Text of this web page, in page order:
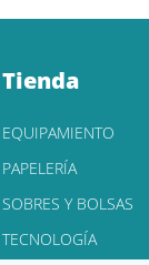
Tienda
EQUIPAMIENTO
PAPELERÍA
SOBRES Y BOLSAS
TECNOLOGÍA